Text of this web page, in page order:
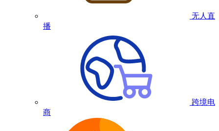
无人直
播
跨境电
商